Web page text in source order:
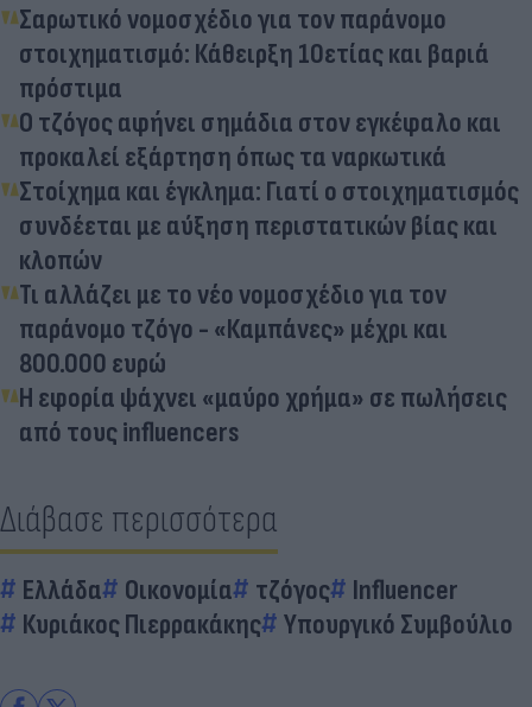
Σαρωτικό νομοσχέδιο για τον παράνομο
στοιχηματισμό: Κάθειρξη 10ετίας και βαριά
πρόστιμα
Ο τζόγος αφήνει σημάδια στον εγκέφαλο και
προκαλεί εξάρτηση όπως τα ναρκωτικά
Στοίχημα και έγκλημα: Γιατί ο στοιχηματισμός
συνδέεται με αύξηση περιστατικών βίας και
κλοπών
Τι αλλάζει με το νέο νομοσχέδιο για τον
παράνομο τζόγο - «Καμπάνες» μέχρι και
800.000 ευρώ
Η εφορία ψάχνει «μαύρο χρήμα» σε πωλήσεις
από τους influencers
Διάβασε περισσότερα
Ελλάδα Οικονομία τζόγος
Influencer
Κυριάκος Πιερρακάκης
Υπουργικό Συμβούλιο